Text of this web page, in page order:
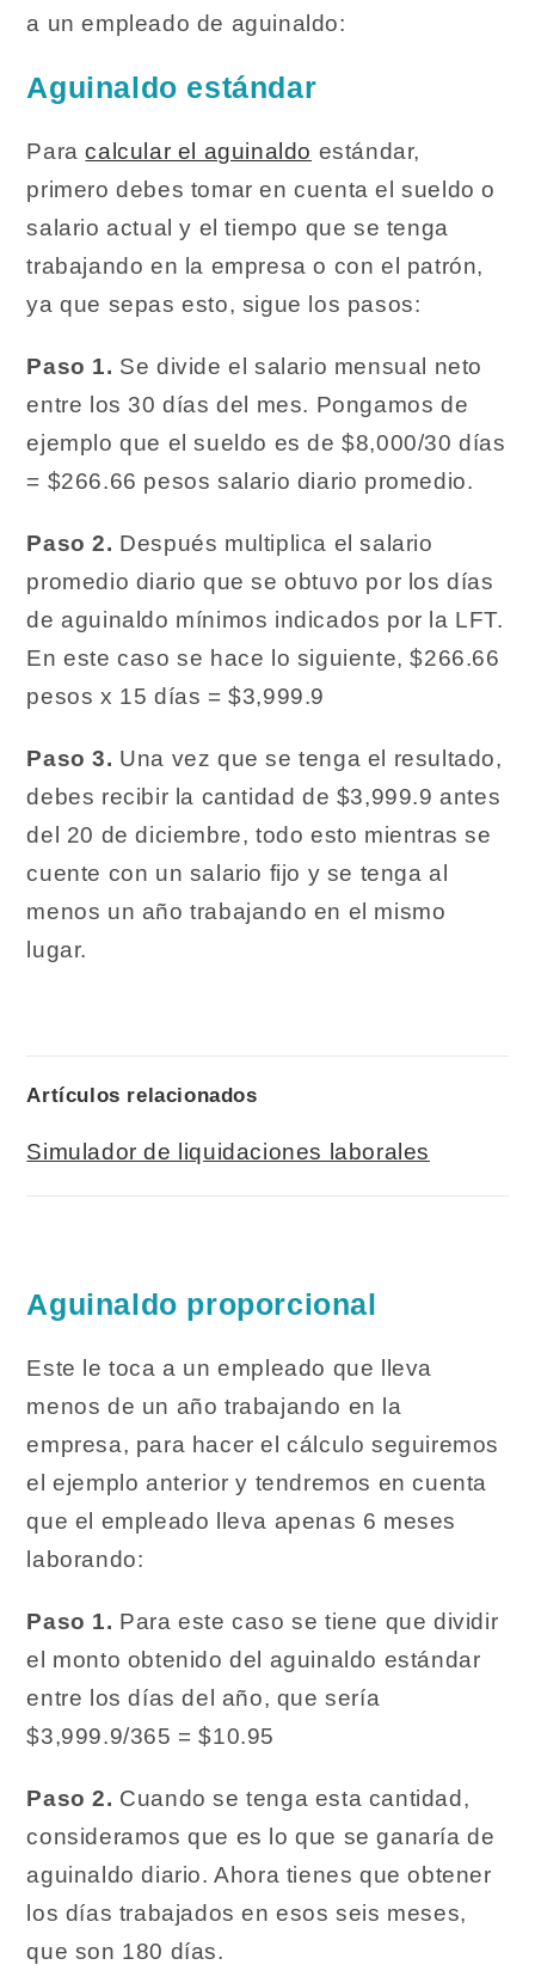
a un empleado de aguinaldo:
Aguinaldo estándar
Paracalcular el aguinaldo estándar,
primero debes tomar en cuenta el sueldo o
salario actual y el tiempo que se tenga
trabajando en la empresa o con el patrón,
ya que sepas esto, sigue los pasos:
Paso 1. Se divide el salario mensual neto
entre los 30 días del mes. Pongamos de
ejemplo que el sueldo es de $8,000/30 días
= $266.66 pesos salario diario promedio.
Paso 2. Después multiplica el salario
promedio diario que se obtuvo por los días
de aguinaldo mínimos indicados por la LFT.
En este caso se hace lo siguiente, $266.66
pesos x 15 días = $3,999.9
Paso 3. Una vez que se tenga el resultado,
debes recibir la cantidad de $3,999.9 antes
del 20 de diciembre, todo esto mientras se
cuente con un salario fijo y se tenga al
menos un año trabajando en el mismo
lugar.
Artículos relacionados
Simulador de liquidaciones laborales
Aguinaldo proporcional
Este le toca a un empleado que lleva
menos de un año trabajando en la
empresa, para hacer el cálculo seguiremos
el ejemplo anterior y tendremos en cuenta
que el empleado lleva apenas 6 meses
laborando:
Paso 1. Para este caso se tiene que dividir
el monto obtenido del aguinaldo estándar
entre los días del año, que sería
$3,999.9/365 = $10.95
Paso 2. Cuando se tenga esta cantidad,
consideramos que es lo que se ganaría de
aguinaldo diario. Ahora tienes que obtener
los días trabajados en esos seis meses,
que son 180 días.